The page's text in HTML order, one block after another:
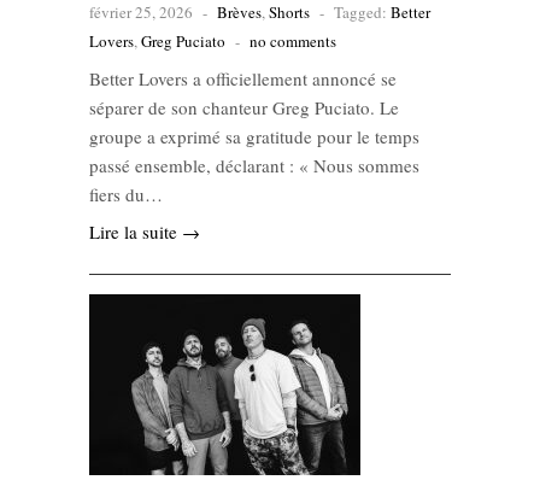
février 25, 2026 - Brèves,Shorts - Tagged: Better
Lovers,Greg Puciato - no comments
Better Lovers a officiellement annoncé se
séparer de son chanteur Greg Puciato. Le
groupe a exprimé sa gratitude pour le temps
passé ensemble, déclarant : « Nous sommes
fiers du…
Lire la suite →